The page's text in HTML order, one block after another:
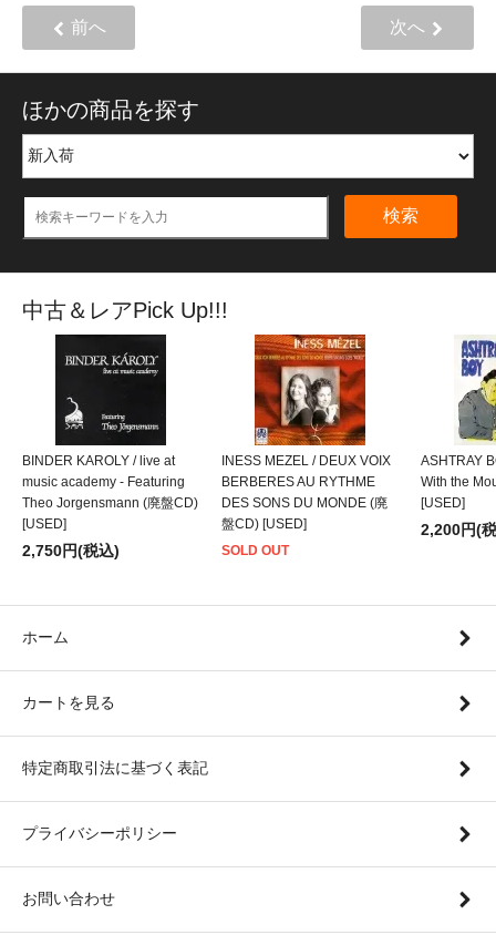
前へ 次へ
ほかの商品を探す
検索
中古＆レアPick Up!!!
BINDER KAROLY / live at
music academy - Featuring
Theo Jorgensmann (廃盤CD)
[USED]
2,750円(税込)
INESS MEZEL / DEUX VOIX
BERBERES AU RYTHME
DES SONS DU MONDE (廃
盤CD) [USED]
SOLD OUT
ASHTRAY
With the
[USED]
2,200円(
ホーム
カートを見る
特定商取引法に基づく表記
プライバシーポリシー
お問い合わせ